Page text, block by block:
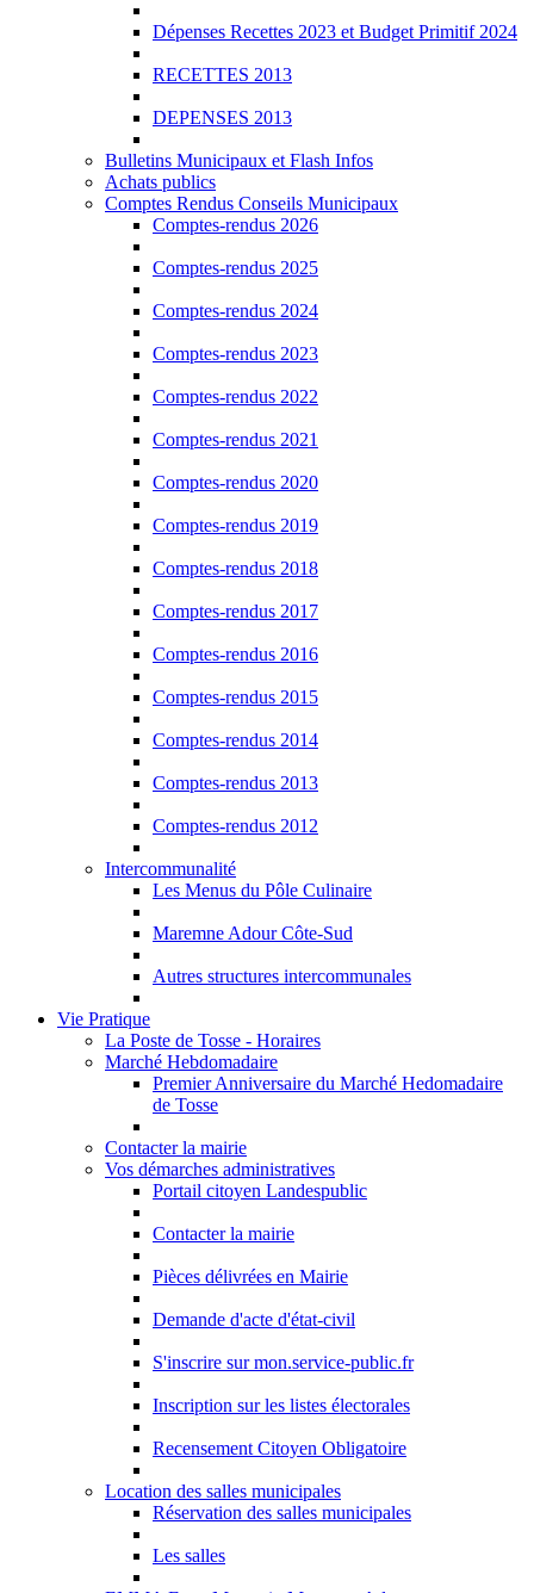
Dépenses Recettes 2023 et Budget Primitif 2024
RECETTES 2013
DEPENSES 2013
Bulletins Municipaux et Flash Infos
Achats publics
Comptes Rendus Conseils Municipaux
Comptes-rendus 2026
Comptes-rendus 2025
Comptes-rendus 2024
Comptes-rendus 2023
Comptes-rendus 2022
Comptes-rendus 2021
Comptes-rendus 2020
Comptes-rendus 2019
Comptes-rendus 2018
Comptes-rendus 2017
Comptes-rendus 2016
Comptes-rendus 2015
Comptes-rendus 2014
Comptes-rendus 2013
Comptes-rendus 2012
Intercommunalité
Les Menus du Pôle Culinaire
Maremne Adour Côte-Sud
Autres structures intercommunales
Vie Pratique
La Poste de Tosse - Horaires
Marché Hebdomadaire
Premier Anniversaire du Marché Hedomadaire
de Tosse
Contacter la mairie
Vos démarches administratives
Portail citoyen Landespublic
Contacter la mairie
Pièces délivrées en Mairie
Demande d'acte d'état-civil
S'inscrire sur mon.service-public.fr
Inscription sur les listes électorales
Recensement Citoyen Obligatoire
Location des salles municipales
Réservation des salles municipales
Les salles